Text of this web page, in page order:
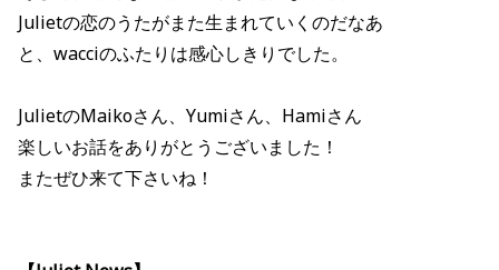
Julietの恋のうたがまた生まれていくのだなあ
と、wacciのふたりは感心しきりでした。
JulietのMaikoさん、Yumiさん、Hamiさん
楽しいお話をありがとうございました！
またぜひ来て下さいね！